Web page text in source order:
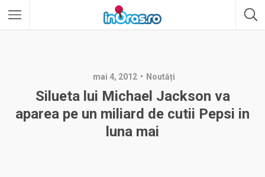
mai 4, 2012 Noutăți
Silueta lui Michael Jackson va
aparea pe un miliard de cutii Pepsi in
luna mai